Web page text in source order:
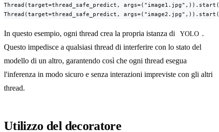
Thread(target=thread_safe_predict,
Thread(target=thread_safe_predict,
In questo esempio, ogni thread crea la propria istanza di YOLO .
Questo impedisce a qualsiasi thread di interferire con lo stato del
modello di un altro, garantendo così che ogni thread esegua
l'inferenza in modo sicuro e senza interazioni impreviste con gli altri
thread.
Utilizzo del decoratore